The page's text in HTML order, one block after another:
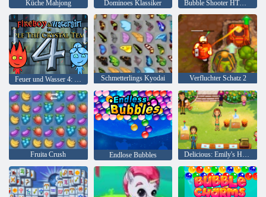
Küche Mahjong Dominoes Klassiker Bubble Shooter HTML5
Schmetterlings Kyodai Verfluchter Schatz 2
Fruita Crush Endlose Bubbles Delicious: Emily's Home, Sweet Home